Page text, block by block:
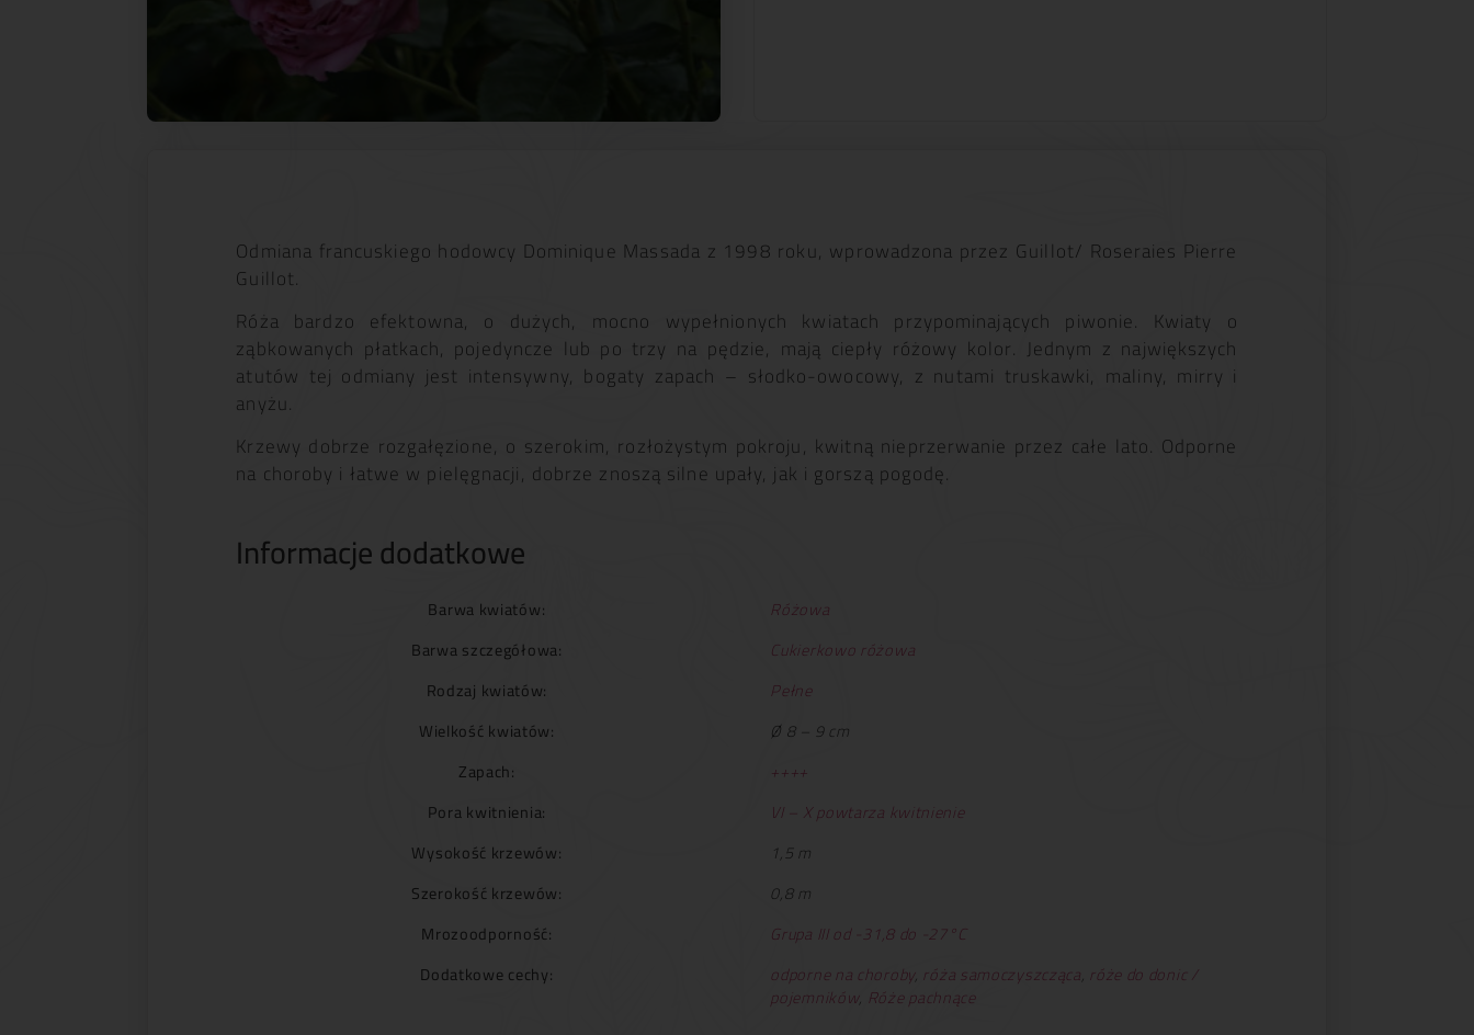
Odmiana francuskiego hodowcy Dominique Massada z 1998 roku, wprowadzona przez Guillot/ Roseraies Pierre
Guillot.
Róża bardzo efektowna, o dużych, mocno wypełnionych kwiatach przypominających piwonie. Kwiaty o
ząbkowanych płatkach, pojedyncze lub po trzy na pędzie, mają ciepły różowy kolor. Jednym z największych
atutów tej odmiany jest intensywny, bogaty zapach – słodko-owocowy, z nutami truskawki, maliny, mirry i
anyżu.
Krzewy dobrze rozgałęzione, o szerokim, rozłożystym pokroju, kwitną nieprzerwanie przez całe lato. Odporne
na choroby i łatwe w pielęgnacji, dobrze znoszą silne upały, jak i gorszą pogodę.
Informacje dodatkowe
Barwa kwiatów:
Różowa
Barwa szczegółowa:
Cukierkowo różowa
Rodzaj kwiatów:
Pełne
Wielkość kwiatów:
Ø 8 – 9 cm
Zapach:
++++
Pora kwitnienia:
VI – X powtarza kwitnienie
Wysokość krzewów:
1,5 m
Szerokość krzewów:
0,8 m
Mrozoodporność:
Grupa III od -31,8 do -27°C
Dodatkowe cechy:
odporne na choroby, róża samoczyszcząca, róże do donic /
pojemników, Róże pachnące